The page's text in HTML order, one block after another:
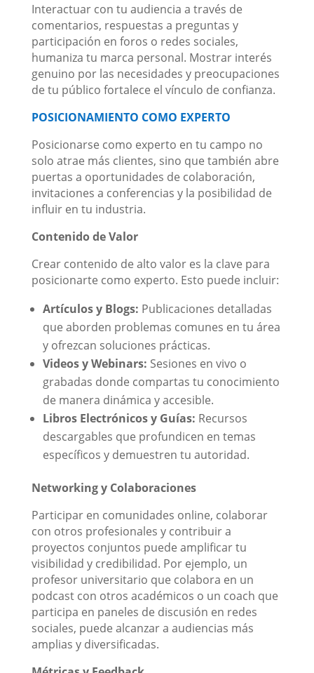
Interactuar con tu audiencia a través de
comentarios, respuestas a preguntas y
participación en foros o redes sociales,
humaniza tu marca personal. Mostrar interés
genuino por las necesidades y preocupaciones
de tu público fortalece el vínculo de confianza.
POSICIONAMIENTO COMO EXPERTO
Posicionarse como experto en tu campo no
solo atrae más clientes, sino que también abre
puertas a oportunidades de colaboración,
invitaciones a conferencias y la posibilidad de
influir en tu industria.
Contenido de Valor
Crear contenido de alto valor es la clave para
posicionarte como experto. Esto puede incluir:
Artículos y Blogs: Publicaciones detalladas
que aborden problemas comunes en tu área
y ofrezcan soluciones prácticas.
Videos y Webinars: Sesiones en vivo o
grabadas donde compartas tu conocimiento
de manera dinámica y accesible.
Libros Electrónicos y Guías: Recursos
descargables que profundicen en temas
específicos y demuestren tu autoridad.
Networking y Colaboraciones
Participar en comunidades online, colaborar
con otros profesionales y contribuir a
proyectos conjuntos puede amplificar tu
visibilidad y credibilidad. Por ejemplo, un
profesor universitario que colabora en un
podcast con otros académicos o un coach que
participa en paneles de discusión en redes
sociales, puede alcanzar a audiencias más
amplias y diversificadas.